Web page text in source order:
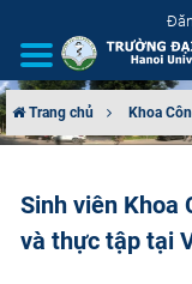
CƠ CẤU TỔ
Trang chủ Khoa
Sinh viên Khoa
và thực tập tại